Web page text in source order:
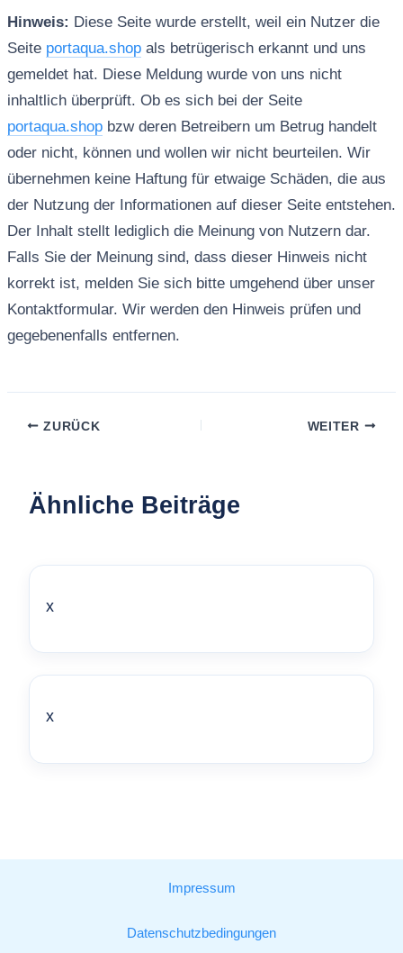
Hinweis: Diese Seite wurde erstellt, weil ein Nutzer die
Seite portaqua.shopals betrügerisch erkannt und uns
gemeldet hat. Diese Meldung wurde von uns nicht
inhaltlich überprüft. Ob es sich bei der Seite
portaqua.shopbzw deren Betreibern um Betrug handelt
oder nicht, können und wollen wir nicht beurteilen. Wir
übernehmen keine Haftung für etwaige Schäden, die aus
der Nutzung der Informationen auf dieser Seite entstehen.
Der Inhalt stellt lediglich die Meinung von Nutzern dar.
Falls Sie der Meinung sind, dass dieser Hinweis nicht
korrekt ist, melden Sie sich bitte umgehend über unser
Kontaktformular. Wir werden den Hinweis prüfen und
gegebenenfalls entfernen.
ZURÜCK WEITER
Ähnliche Beiträge
x
x
Impressum
Datenschutzbedingungen